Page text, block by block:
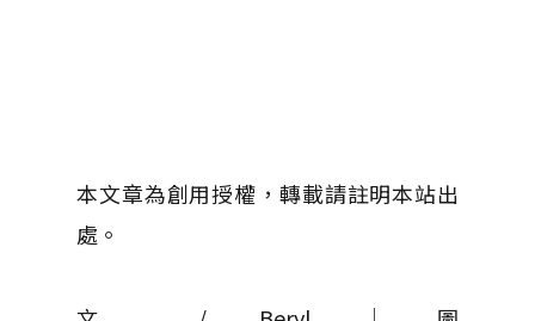
本文章為創用授權，轉載請註明本站出
處。